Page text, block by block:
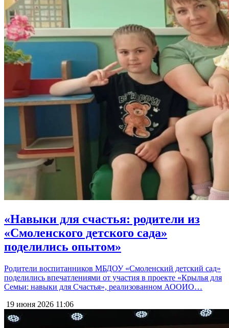
«Навыки для счастья: родители из
«Смоленского детского сада»
поделились опытом»
Родители воспитанников МБДОУ «Смоленский детский сад»
поделились впечатлениями от участия в проекте «Крылья для
Семьи: навыки для Счастья», реализованном АООИО…
19 июня 2026 11:06